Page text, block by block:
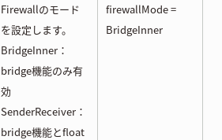
Firewallのモード
を設定します。
BridgeInner：
bridge機能のみ有
効
SenderReceiver：
bridge機能とfloat
firewallMode =
BridgeInner